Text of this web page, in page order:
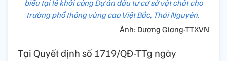
biểu tại lễ khởi công Dự án đầu tư cơ sở vật chất cho
trường phổ thông vùng cao Việt Bắc, Thái Nguyên.
Ảnh: Dương Giang-TTXVN
Tại Quyết định số 1719/QĐ-TTg ngày